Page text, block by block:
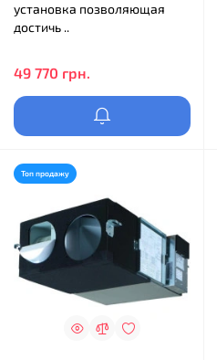
установка позволяющая
достичь ..
49 770 грн.
Топ продажу